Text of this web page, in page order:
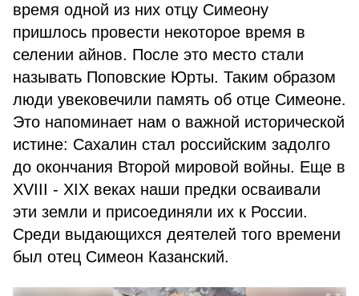
время одной из них отцу Симеону
пришлось провести некоторое время в
селении айнов. После это место стали
называть Поповские Юрты. Таким образом
люди увековечили память об отце Симеоне.
Это напоминает нам о важной исторической
истине: Сахалин стал российским задолго
до окончания Второй мировой войны. Еще в
XVIII - XIX веках наши предки осваивали
эти земли и присоединяли их к России.
Среди выдающихся деятелей того времени
был отец Симеон Казанский.